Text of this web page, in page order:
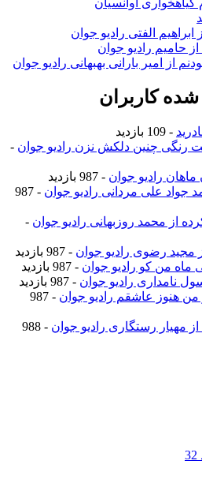
گیاهخواری آوانسیان
الفتی رادیو جوان
حامیم رادیو جوان
از امیر بارانی بهبهانی رادیو جوان
کاربران
- 109 بازدید
لبت رنگی چنین دلکش نزن رادیو جوان -
ماهان رادیو جوان - 987 بازدید
جواد علی مردانی رادیو جوان
- 987
از محمد روزبهانی رادیو جوان -
مجید رضوی رادیو جوان - 987 بازدید
ماه من کو رادیو جوان - 987 بازدید
نامداری رادیو جوان - 987 بازدید
من هنوز عاشقم رادیو جوان
- 987
از مهیار رستگاری رادیو جوان
- 988